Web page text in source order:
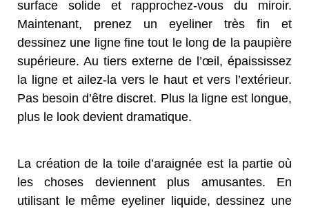
surface solide et rapprochez-vous du miroir.
Maintenant, prenez un eyeliner très fin et
dessinez une ligne fine tout le long de la paupière
supérieure. Au tiers externe de l’œil, épaississez
la ligne et ailez-la vers le haut et vers l’extérieur.
Pas besoin d’être discret. Plus la ligne est longue,
plus le look devient dramatique.
La création de la toile d’araignée est la partie où
les choses deviennent plus amusantes. En
utilisant le même eyeliner liquide, dessinez une